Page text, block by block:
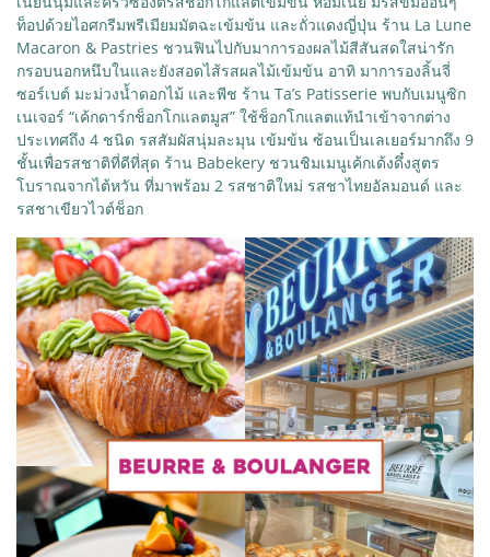
ท็อปด้วยไอศกรีมพรีเมียมมัตฉะเข้มข้น และถั่วแดงญี่ปุ่น ร้าน La Lune
Macaron & Pastries ชวนฟินไปกับมาการองผลไม้สีสันสดใสน่ารัก
กรอบนอกหนึบในและยังสอดไส้รสผลไม้เข้มข้น อาทิ มาการองลิ้นจี่
ซอร์เบต์ มะม่วงน้ำดอกไม้ และพีช ร้าน Ta’s Patisserie พบกับเมนูซิก
เนเจอร์ “เค้กดาร์กช็อกโกแลตมูส” ใช้ช็อกโกแลตแท้นำเข้าจากต่าง
ประเทศถึง 4 ชนิด รสสัมผัสนุ่มละมุน เข้มข้น ซ้อนเป็นเลเยอร์มากถึง 9
ชั้นเพื่อรสชาติที่ดีที่สุด ร้าน Babekery ชวนชิมเมนูเค้กเด้งดึ๋งสูตร
โบราณจากไต้หวัน ที่มาพร้อม 2 รสชาติใหม่ รสชาไทยอัลมอนด์ และ
รสชาเขียวไวต์ช็อก